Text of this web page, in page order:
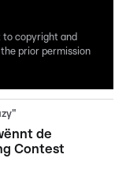
to copyright and
prior permission
de
Contest